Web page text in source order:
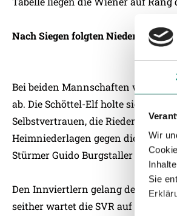
Wir
Sie
Nach Siegen folgten Niederlagen
Bei beiden Mannschaften
ab. Die Schöttel-Elf holte sich
Selbstvertrauen, die Rieder
Heimniederlagen gegen die Austria
Stürmer Guido Burgstaller ist nach
Den Innviertlern gelang der letzte
seither wartet die SVR auf ein